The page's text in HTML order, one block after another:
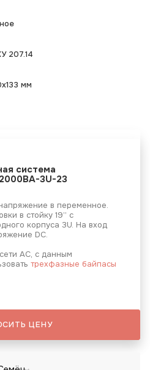
207.14
мм
система
3U-23
в переменное.
в стойку 19” с
корпуса 3U. На вход
DC.
АС, с данным
трехфазные байпасы
ЦЕНУ